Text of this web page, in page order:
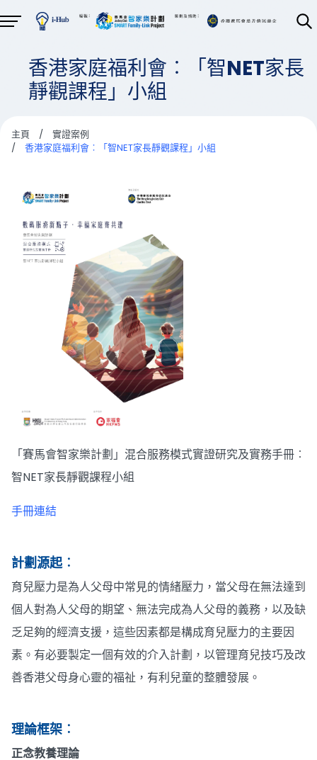
香港家庭福利會︰「智NET家長
靜觀課程」小組
主頁 /
實證案例
/
香港家庭福利會︰「智NET家長靜觀課程」小組
「賽馬會智家樂計劃」混合服務模式實證研究及實務手冊︰
智NET家長靜觀課程小組
手冊連結
計劃源起︰
育兒壓力是為人父母中常見的情緒壓力，當父母在無法達到
個人對為人父母的期望、無法完成為人父母的義務，以及缺
乏足夠的經濟支援，這些因素都是構成育兒壓力的主要因
素。有必要製定一個有效的介入計劃，以管理育兒技巧及改
善香港父母身心靈的福祉，有利兒童的整體發展。
理論框架︰
正念教養理論